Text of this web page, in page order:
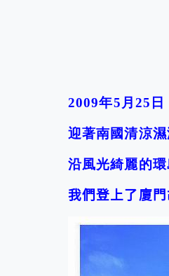
2009年5月 25 日
迎著南國清涼
沿風光綺麗的
我們登上了廈